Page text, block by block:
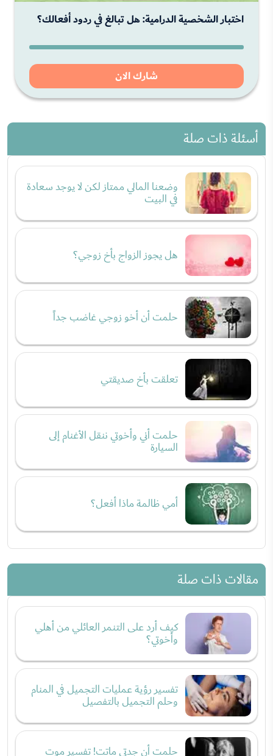
اختبار الشخصية الدرامية: هل تبالغ في ردود أفعالك؟
شارك الان
أسئلة ذات صلة
وضعنا المالي ممتاز لكن لا يوجد سعادة
في البيت
هل يجوز الزواج بأخ زوجي؟
حلمت أن أخو زوجي غاضب جداً
تعلقت بأخ صديقتي
حلمت أني وأخوتي ننقل الأغنام إلى
السيارة
أمي ظالمة ماذا أفعل؟
مقالات ذات صلة
كيف أرد على التنمر العائلي من أهلي
وأخوتي؟
تفسير رؤية عمليات التجميل في المنام
وحلم التجميل بالتفصيل
حلمت أن جدتي ماتت! تفسير موت